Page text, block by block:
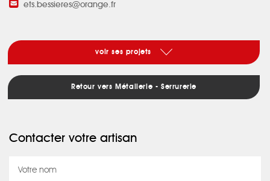
ets.bessieres@orange.fr
voir ses projets
Retour vers Métallerie - Serrurerie
Contacter votre artisan